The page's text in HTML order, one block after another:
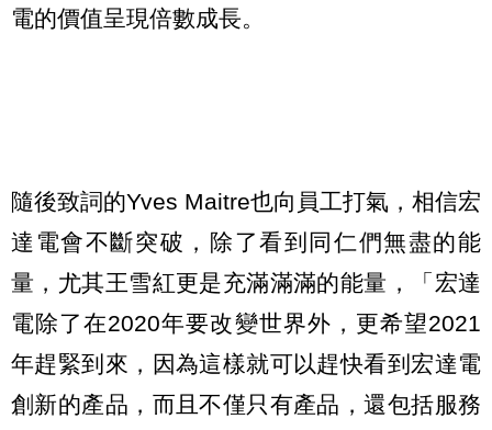
電的價值呈現倍數成長。
隨後致詞的Yves Maitre也向員工打氣，相信宏
達電會不斷突破，除了看到同仁們無盡的能
量，尤其王雪紅更是充滿滿滿的能量，「宏達
電除了在2020年要改變世界外，更希望2021
年趕緊到來，因為這樣就可以趕快看到宏達電
創新的產品，而且不僅只有產品，還包括服務